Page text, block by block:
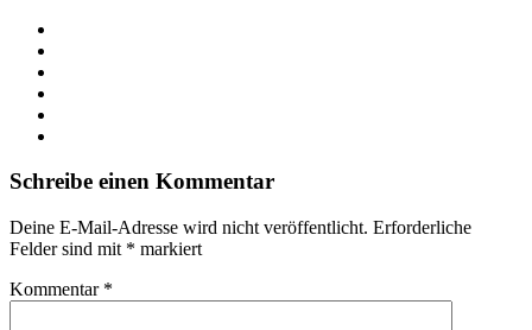
Schreibe einen Kommentar
Deine E-Mail-Adresse wird nicht veröffentlicht. Erforderliche
Felder sind mit * markiert
Kommentar *